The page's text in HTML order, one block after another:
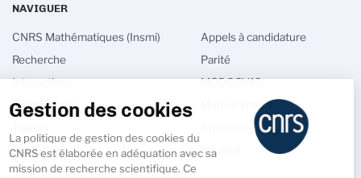
NAVIGUER
CNRS Mathématiques (Insmi)
Recherche
Interactions
International
Actualités
Appels à candidature
Parité
MODCOV19
Math in France
Intranet
Gestion des cookies
La politique de gestion des cookies du
CNRS est élaborée en adéquation avec sa
mission de recherche scientifique. Ce